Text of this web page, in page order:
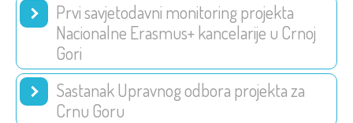
Prvi savjetodavni monitoring projekta
Nacionalne Erasmus+ kancelarije u Crnoj
Gori
Sastanak Upravnog odbora projekta za
Crnu Goru